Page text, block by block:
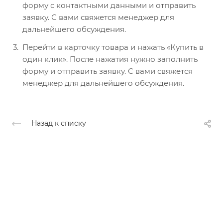
форму с контактными данными и отправить
заявку. С вами свяжется менеджер для
дальнейшего обсуждения.
Перейти в карточку товара и нажать «Купить в
один клик». После нажатия нужно заполнить
форму и отправить заявку. С вами свяжется
менеджер для дальнейшего обсуждения.
Назад к списку